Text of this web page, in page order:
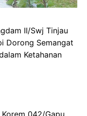
II/Swj Tinjau
Dorong Semangat
Ketahanan